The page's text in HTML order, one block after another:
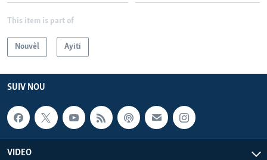
This item is part of
Nouvèl Ayiti
SUIV NOU
VIDEO